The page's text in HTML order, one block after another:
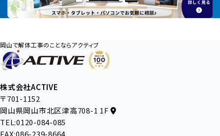
岡山で解体工事のことならアクティブ
株式会社ACTIVE
〒701-1152
岡山県岡山市北区津高708-1 1F
TEL:0120-084-085
FAX:086-239-8664